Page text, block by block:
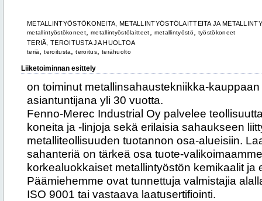
METALLINTYÖSTÖKONEITA, METALLINTYÖSTÖLAITTEITA JA
metallintyöstökoneet metallintyöstölaitteet metallintyöstö, työstökoneet
TERIÄ, TEROITUSTA JA HUOLTOA
teriä ,teroitusta ,teroitus, terähuolto
Liiketoiminnan esittely
on toiminut metallinsahaustekniikka-
asiantuntijana yli 30 vuotta.
Fenno-Merec Industrial Oy palvelee
koneita ja -linjoja sekä erilaisia sahaukseen
metalliteollisuuden tuotannon osa-alueisiin.
sahanteriä on tärkeä osa tuote-
korkealuokkaiset metallintyöstön kemikaalit ja
Päämiehemme ovat tunnettuja valmistajia
ISO 9001 tai vastaava laatusertifiointi.